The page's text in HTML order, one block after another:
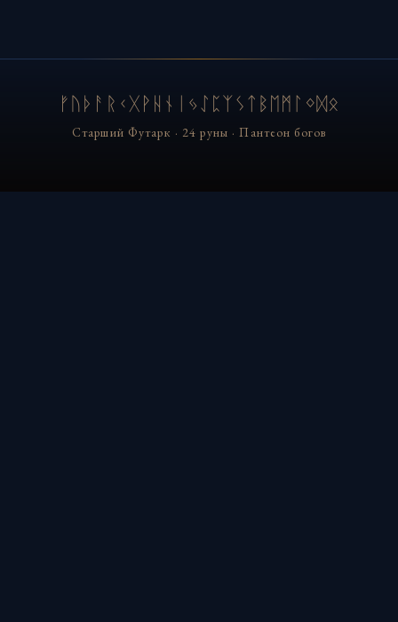
ᚠᚢᚦᚨᚱᚲᚷᚹᚺᚾᛁᛃᛇᛈᛉᛊᛏᛒᛖᛗᛚᛜᛞᛟ
Старший Футарк · 24 руны · Пантеон богов